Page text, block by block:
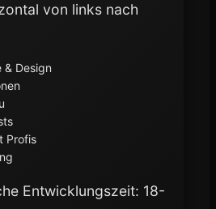
von links nach
& Design
Profis
Entwicklungszeit: 18-